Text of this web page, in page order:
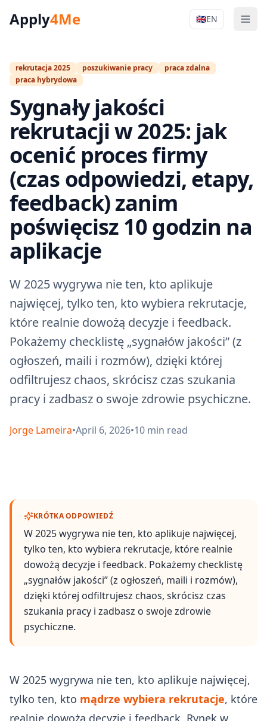
Apply4Me 🇬🇧EN
Apply4Me
rekrutacja 2025 poszukiwanie pracy
praca zdalna
praca hybrydowa
Sygnały jakości
rekrutacji w 2025: jak
ocenić proces firmy
(czas odpowiedzi, etapy,
feedback) zanim
poświęcisz 10 godzin na
aplikacje
W 2025 wygrywa nie ten, kto aplikuje
najwięcej, tylko ten, kto wybiera rekrutacje,
które realnie dowożą decyzje i feedback.
Pokażemy checklistę „sygnałów jakości” (z
ogłoszeń, maili i rozmów), dzięki której
odfiltrujesz chaos, skrócisz czas szukania
pracy i zadbasz o swoje zdrowie psychiczne.
Jorge Lameira•April 6, 2026•10 min read
KRÓTKA ODPOWIEDŹ
W 2025 wygrywa nie ten, kto aplikuje najwięcej,
tylko ten, kto wybiera rekrutacje, które realnie
dowożą decyzje i feedback. Pokażemy checklistę
„sygnałów jakości” (z ogłoszeń, maili i rozmów),
dzięki której odfiltrujesz chaos, skrócisz czas
szukania pracy i zadbasz o swoje zdrowie
psychiczne.
W 2025 wygrywa nie ten, kto aplikuje najwięcej,
tylko ten, kto mądrze wybiera rekrutacje, które
realnie dowożą decyzje i feedback. Rynek w